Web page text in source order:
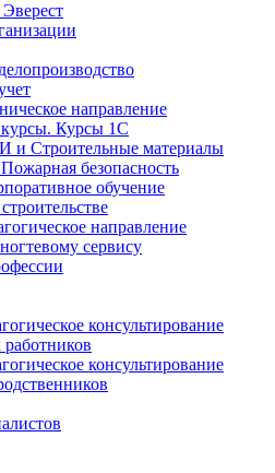
направление
Курсы 1С
Строительные материалы
безопасность
обучение
направление
сервису
консультирование
работников
консультирование